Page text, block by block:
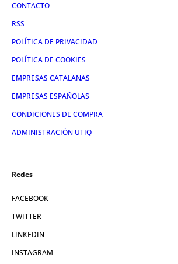
CONTACTO
RSS
POLÍTICA DE PRIVACIDAD
POLÍTICA DE COOKIES
EMPRESAS CATALANAS
EMPRESAS ESPAÑOLAS
CONDICIONES DE COMPRA
ADMINISTRACIÓN UTIQ
Redes
FACEBOOK
TWITTER
LINKEDIN
INSTAGRAM